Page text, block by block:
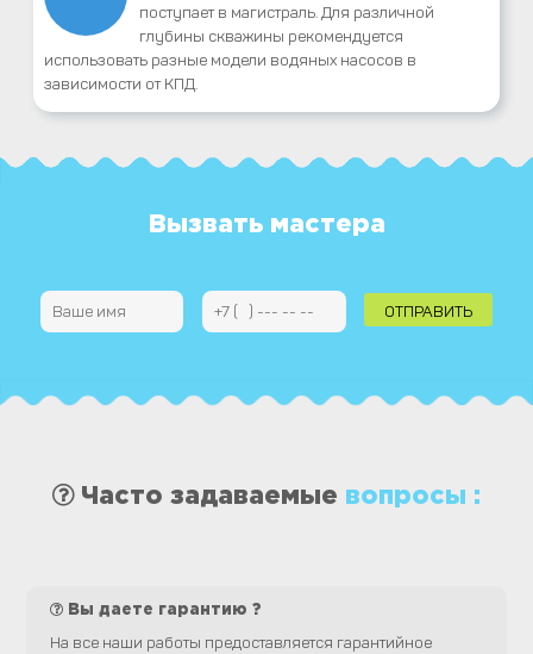
поступает в магистраль. Для различной
глубины скважины рекомендуется
использовать разные модели водяных насосов в
зависимости от КПД.
Вызвать мастера
Часто задаваемые вопросы :
Вы даете гарантию ?
На все наши работы предоставляется гарантийное